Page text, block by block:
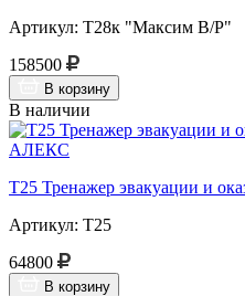
Артикул: Т28к "Максим В/Р"
158500
В корзину
В наличии
Т25 Тренажер эвакуации и
Артикул: Т25
64800
В корзину